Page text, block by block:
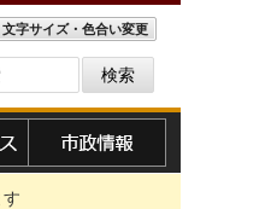
文字サイズ・色合い変更